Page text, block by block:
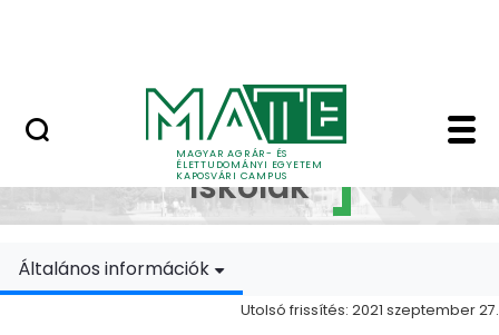
MAGYAR AGRÁR- ÉS
ÉLETTUDOMÁNYI EGYETEM
KAPOSVÁRI CAMPUS
Doktori Iskolák -
Doktori
Iskolák
Általános információk
Utolsó frissítés: 2021 szeptember 27.